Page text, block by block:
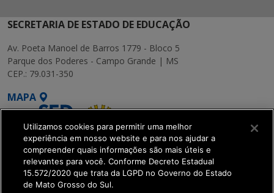
SECRETARIA DE ESTADO DE EDUCAÇÃO
Av. Poeta Manoel de Barros 1779 - Bloco 5
Parque dos Poderes - Campo Grande | MS
CEP.: 79.031-350
MAPA
SETDIG | Secretaria-
Utilizamos cookies para permitir uma melhor
experiência em nosso website e para nos ajudar a
compreender quais informações são mais úteis e
relevantes para você. Conforme Decreto Estadual
15.572/2020 que trata da LGPD no Governo do Estado
de Mato Grosso do Sul.